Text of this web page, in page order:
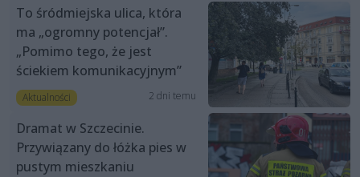
To śródmiejska ulica, która
ma „ogromny potencjał”.
„Pomimo tego, że jest
ściekiem komunikacyjnym”
Aktualności 2 dni temu
Dramat w Szczecinie.
Przywiązany do łóżka pies w
pustym mieszkaniu